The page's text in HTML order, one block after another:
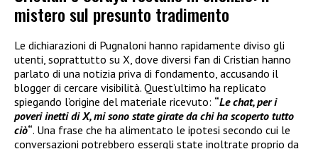
mistero sul presunto tradimento
Le dichiarazioni di Pugnaloni hanno rapidamente diviso gli
utenti, soprattutto su X, dove diversi fan di Cristian hanno
parlato di una notizia priva di fondamento, accusando il
blogger di cercare visibilità. Quest’ultimo ha replicato
spiegando l’origine del materiale ricevuto: “Le chat, per i
poveri inetti di X, mi sono state girate da chi ha scoperto tutto
ciò“. Una frase che ha alimentato le ipotesi secondo cui le
conversazioni potrebbero essergli state inoltrate proprio da